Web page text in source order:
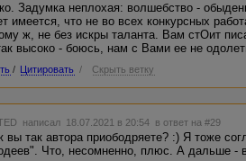
Задумка неплохая: волшебство -
имеется, что не во всех конкурсных
ж, не без искры таланта. Вам стОит
высоко - боюсь, нам с Вами ее не
/ Цитировать / Скрыть ветку
написал 18.07.2021 в 20:54 в ответ на #29
вы так автора приободряете? :) Я тоже
Что, несомненно, плюс. А дальше -